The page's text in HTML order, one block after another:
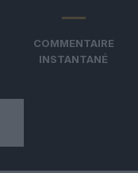
COMMENTAIRE
INSTANTANÉ